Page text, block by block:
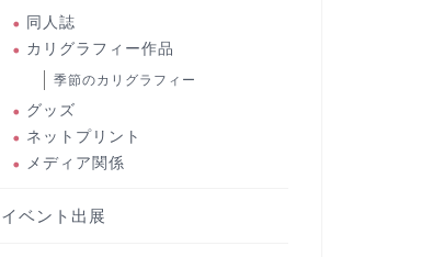
同人誌
カリグラフィー作品
季節のカリグラフィー
グッズ
ネットプリント
メディア関係
イベント出展